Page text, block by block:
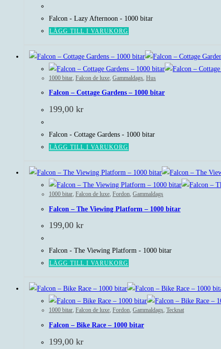
Falcon - Lazy Afternoon - 1000 bitar
LÄGG TILL I VARUKORG
1000 bitar, Falcon de luxe, Gammaldags, Hus
Falcon – Cottage Gardens – 1000 bitar
199,00 kr
Falcon - Cottage Gardens - 1000 bitar
LÄGG TILL I VARUKORG
1000 bitar, Falcon de luxe, Fordon, Gammaldags
Falcon – The Viewing Platform – 1000 bitar
199,00 kr
Falcon - The Viewing Platform - 1000 bitar
LÄGG TILL I VARUKORG
1000 bitar, Falcon de luxe, Fordon, Gammaldags, Tecknat
Falcon – Bike Race – 1000 bitar
199,00 kr